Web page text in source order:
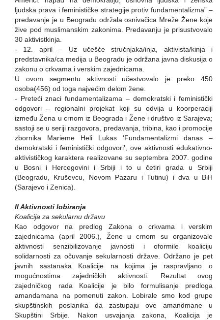
ljudska prava i feminističke strategije protiv fundamentalizma” –
predavanje je u Beogradu održala osnivačica Mreže Žene koje
žive pod muslimanskim zakonima. Predavanju je prisustvovalo
30 aktivistkinja.
- 12. april – Uz učešće stručnjaka/inja, aktivista/kinja i
predstavnika/ca medija u Beogradu je održana javna diskusija o
zakonu o crkvama i verskim zajednicama.
U ovom segmentu aktivnosti učestvovalo je preko 450
osoba(456) od toga najvećim delom žene.
- Preteći znaci fundamentalizama – demokratski i feministički
odgovori – regionalni projekat koji su odvija u koorperaciji
između Žena u crnom iz Beograda i Žene i društvo iz Sarajeva;
sastoji se u seriji razgovora, predavanja, tribina, kao i promocije
zbornika Marieme Heli Lukas 'Fundamentalizmi danas –
demokratski i feministički odgovori', ove aktivnosti edukativno-
aktivističkog karaktera realizovane su septembra 2007. godine
u Bosni i Hercegovini i Srbiji i to u četiri grada u Srbiji
(Beogradu, Kruševcu, Novom Pazaru i Tutinu) i dva u BiH
(Sarajevo i Zenica).
II Aktivnosti lobiranja
Koalicija za sekularnu državu
Kao odgovor na predlog Zakona o crkvama i verskim
zajednicama (april 2006.), Žene u crnom su organizovale
aktivnosti senzibilizovanje javnosti i oformile koaliciju
solidarnosti za očuvanje sekularnosti države. Održano je pet
javnih sastanaka Koalicije na kojima je raspravljano o
mogućnostima zajedničkih aktivnosti. Rezultat ovog
zajedničkog rada Koalicije je bilo formulisanje predloga
amandamana na pomenuti zakon. Lobirale smo kod grupe
skupštinskih poslanika da zastupaju ove amandmane u
Skupštini Srbije. Nakon usvajanja zakona, Koalicija je